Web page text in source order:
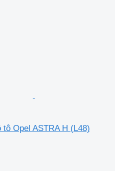
Opel ASTRA H (L48)